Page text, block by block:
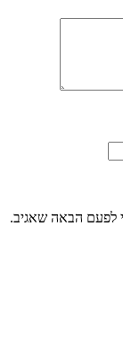
לפעם הבאה שאגיב.